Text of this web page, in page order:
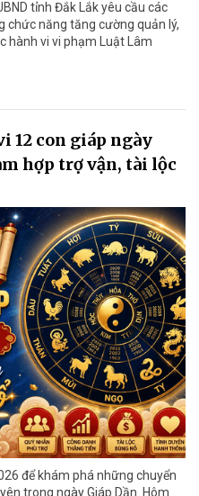
tỉnh Đắk Lắk yêu cầu các
chức năng tăng cường quản lý,
hành vi vi phạm Luật Lâm
12 con giáp ngày
hợp trợ vận, tài lộc
để khám phá những chuyển
trong ngày Giáp Dần. Hôm